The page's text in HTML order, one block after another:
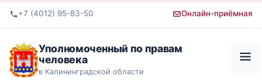
+7 (4012) 95-83-50 Онлайн-приёмная
Уполномоченный по правам
человека
в Калининградской области